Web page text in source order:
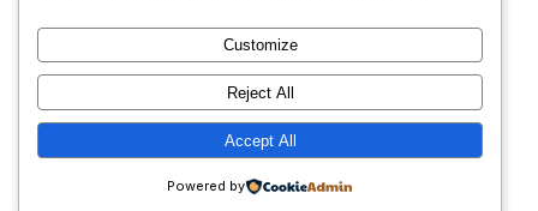
Customize
Reject All
Accept All
Powered by